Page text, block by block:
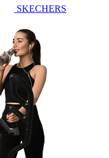
SKECHERS